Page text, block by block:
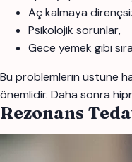
Aç kalmaya
Psikolojik sorunlar,
Gece yemek gibi
Bu problemlerin üstüne
önemlidir. Daha sonra
Rezonans